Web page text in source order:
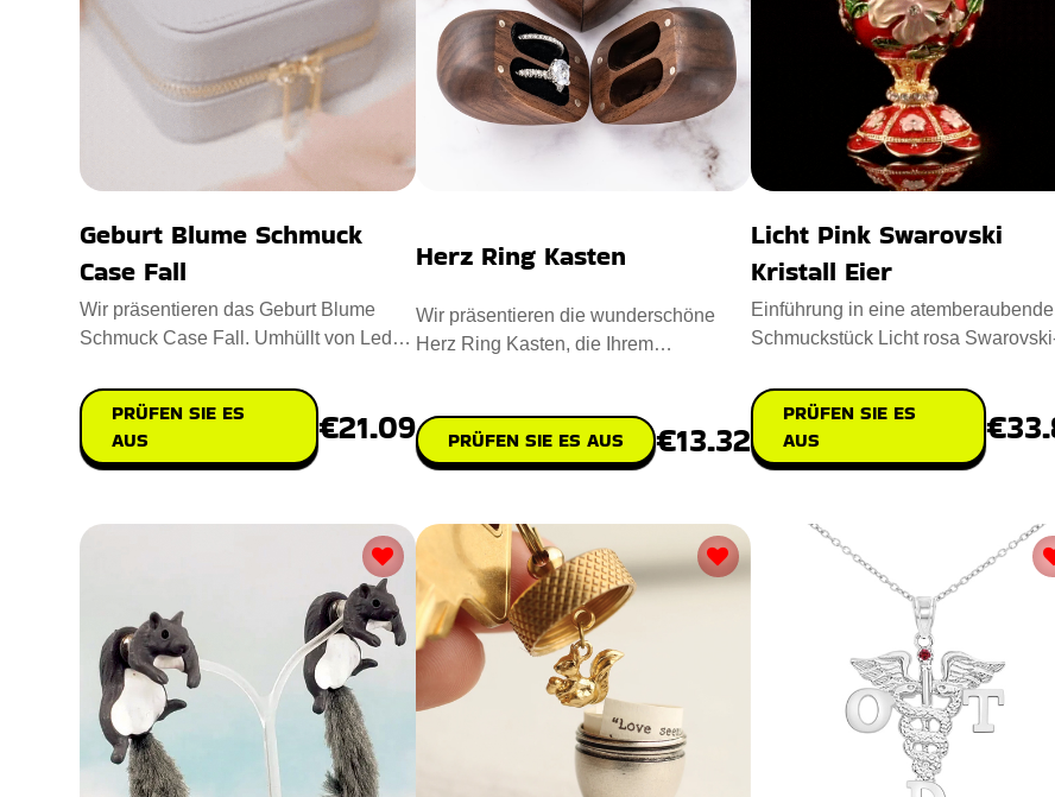
Geburt Blume Schmuck
Case Fall
Wir präsentieren das Geburt Blume
Schmuck Case Fall. Umhüllt von Leder
PRÜFEN SIE ES
AUS
€21.09
Herz Ring Kasten
Wir präsentieren die wunderschöne
Herz Ring Kasten, die Ihrem
PRÜFEN SIE ES AUS €13.32
Licht Pink Swarovski
Kristall Eier
Einführung in eine atemberaubende
Schmuckstück Licht rosa
PRÜFEN SIE ES
AUS